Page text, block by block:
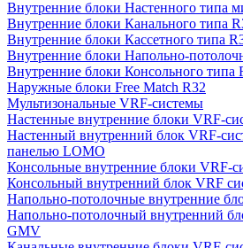
Внутренние блоки Настенного типа
Внутренние блоки Канального типа
Внутренние блоки Кассетного типа
Внутренние блоки Напольно-
Внутренние блоки Консольного типа
Наружные блоки Free Match R32
Мультизональные VRF-системы
Настенные внутренние блоки VRF-
Настенный внутренний блок VRF-
панелью LOMO
Консольные внутренние блоки VRF-
Консольный внутренний блок VRF
Напольно-потолочные внутренние
Напольно-потолочный внутренний
GMV